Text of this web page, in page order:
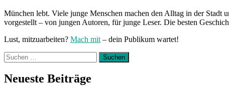
mit
Amelie“
München lebt. Viele junge Menschen machen den Alltag in der Stadt
vorgestellt – von jungen Autoren, für junge Leser. Die besten
Lust, mitzuarbeiten? Mach mit – dein Publikum wartet!
Suchen
nach:
Neueste Beiträge